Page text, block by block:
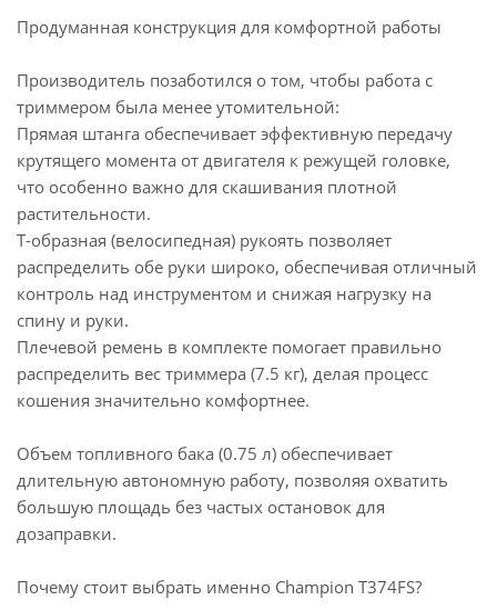
Продуманная конструкция для комфортной работы
Производитель позаботился о том, чтобы работа с
триммером была менее утомительной:
Прямая штанга обеспечивает эффективную передачу
крутящего момента от двигателя к режущей головке,
что особенно важно для скашивания плотной
растительности.
Т-образная (велосипедная) рукоять позволяет
распределить обе руки широко, обеспечивая отличный
контроль над инструментом и снижая нагрузку на
спину и руки.
Плечевой ремень в комплекте помогает правильно
распределить вес триммера (7.5 кг), делая процесс
кошения значительно комфортнее.
Объем топливного бака (0.75 л) обеспечивает
длительную автономную работу, позволяя охватить
большую площадь без частых остановок для
дозаправки.
Почему стоит выбрать именно Champion Т374FS?